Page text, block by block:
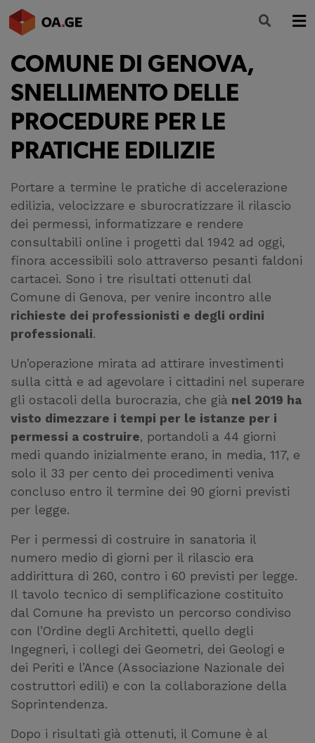
L’ORDINE
AMMINISTRAZIONE TRASPARENTE
ALBO
SEGRETERIA
SERVIZI
FORMAZIONE
NEWS
COMUNE DI GENOVA,
SNELLIMENTO DELLE
PROCEDURE PER LE
PRATICHE EDILIZIE
Portare a termine le pratiche di accelerazione
edilizia, velocizzare e sburocratizzare il rilascio
dei permessi, informatizzare e rendere
consultabili online i progetti dal 1942 ad oggi,
finora accessibili solo attraverso pesanti faldoni
cartacei. Sono i tre risultati ottenuti dal
Comune di Genova, per venire incontro alle
richieste dei professionisti e degli ordini
professionali.
Un’operazione mirata ad attirare investimenti
sulla città e ad agevolare i cittadini nel superare
gli ostacoli della burocrazia, che già nel 2019 ha
visto dimezzare i tempi per le istanze per i
permessi a costruire, portandoli a 44 giorni
medi quando inizialmente erano, in media, 117, e
solo il 33 per cento dei procedimenti veniva
concluso entro il termine dei 90 giorni previsti
per legge.
Per i permessi di costruire in sanatoria il
numero medio di giorni per il rilascio era
addirittura di 260, contro i 60 previsti per legge.
Il tavolo tecnico di semplificazione costituito
dal Comune ha previsto un percorso condiviso
con l’Ordine degli Architetti, quello degli
Ingegneri, i collegi dei Geometri, dei Geologi e
dei Periti e l’Ance (Associazione Nazionale dei
costruttori edili) e con la collaborazione della
Soprintendenza.
Dopo i risultati già ottenuti, il Comune è al